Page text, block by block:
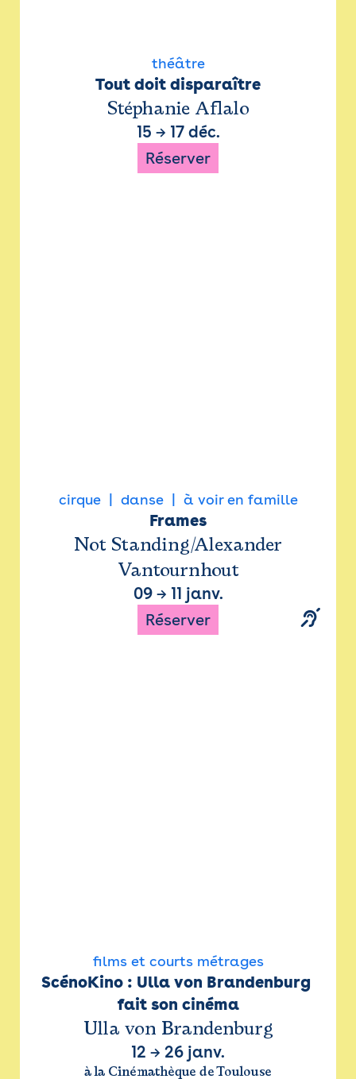
théâtre
Tout doit disparaître
Stéphanie Aflalo
15 → 17 déc.
Réserver
cirque danse à voir en famille
Frames
Not Standing/Alexander
Vantournhout
09→ 11 janv.
Réserver
films et courts métrages
ScénoKino : Ulla von Brandenburg
fait son cinéma
Ulla von Brandenburg
12 → 26 janv.
à la Cinémathèque de Toulouse